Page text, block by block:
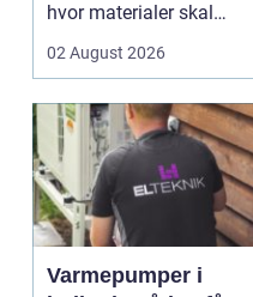
hvor materialer skal
flyttes, doseres eller ...
02 August 2026
Varmepumper i